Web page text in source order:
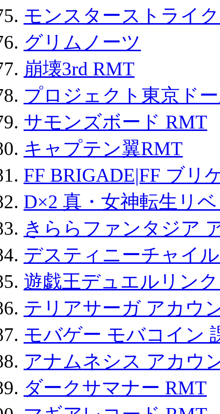
モンスターストライ
グリムノーツ
崩壊3rd RMT
プロジェクト東京ド
サモンズボード RMT
キャプテン翼RMT
FF BRIGADE|FF ブリ
D×2 真・女神転生リ
きららファンタジア
デスティニーチャイ
遊戯王デュエルリン
テリアサーガ アカウ
モバゲー モバコイン
アナムネシス アカウ
ダークサマナー RMT